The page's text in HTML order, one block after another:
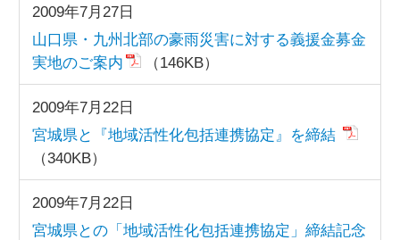
2009年7月27日
山口県・九州北部の豪雨災害に対する義援金募金
実地のご案内
（146KB）
2009年7月22日
宮城県と『地域活性化包括連携協定』を締結
（340KB）
2009年7月22日
宮城県との「地域活性化包括連携協定」締結記念